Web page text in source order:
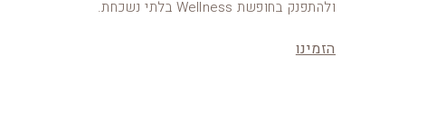
ולהתפנק בחופשת Wellness בלתי נשכחת.
הזמינו